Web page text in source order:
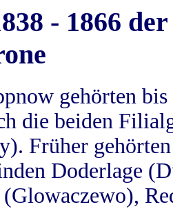
- 1866
gehörten
die beiden
Früher
Doderlage